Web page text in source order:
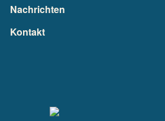
Nachrichten
Kontakt